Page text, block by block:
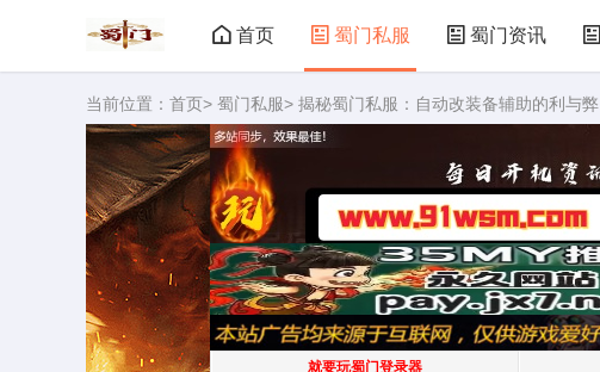
首页 蜀门私服 蜀门资讯
当前位置： 首页> 蜀门私服> 揭秘蜀门私服：自动改装备辅助的利与弊